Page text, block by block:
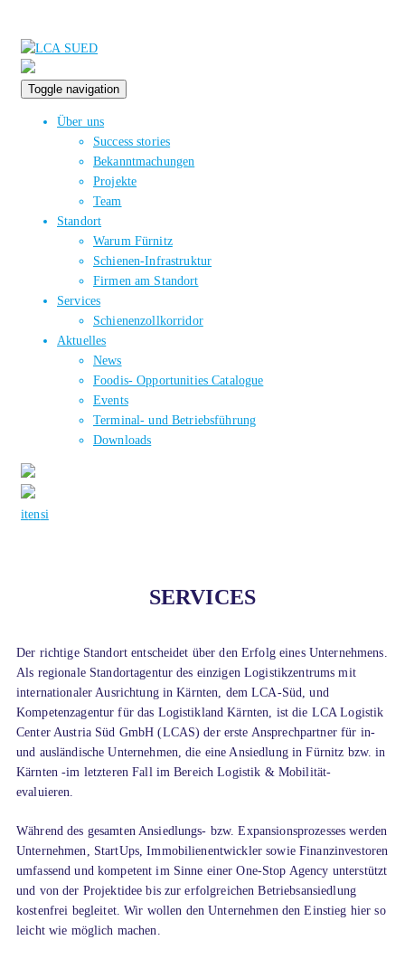
Toggle navigation
Über uns
Success stories
Bekanntmachungen
Projekte
Team
Standort
Warum Fürnitz
Schienen-Infrastruktur
Firmen am Standort
Services
Schienenzollkorridor
Aktuelles
News
Foodis- Opportunities Catalogue
Events
Terminal- und Betriebsführung
Downloads
itensi
SERVICES
Der richtige Standort entscheidet über den Erfolg eines Unternehmens.
Als regionale Standortagentur des einzigen Logistikzentrums mit
internationaler Ausrichtung in Kärnten, dem LCA-Süd, und
Kompetenzagentur für das Logistikland Kärnten, ist die LCA Logistik
Center Austria Süd GmbH (LCAS) der erste Ansprechpartner für in-
und ausländische Unternehmen, die eine Ansiedlung in Fürnitz bzw. in
Kärnten -im letzteren Fall im Bereich Logistik & Mobilität-
evaluieren.
Während des gesamten Ansiedlungs- bzw. Expansionsprozesses werden
Unternehmen, StartUps, Immobilienentwickler sowie Finanzinvestoren
umfassend und kompetent im Sinne einer One-Stop Agency unterstützt
und von der Projektidee bis zur erfolgreichen Betriebsansiedlung
kostenfrei begleitet. Wir wollen den Unternehmen den Einstieg hier so
leicht wie möglich machen.